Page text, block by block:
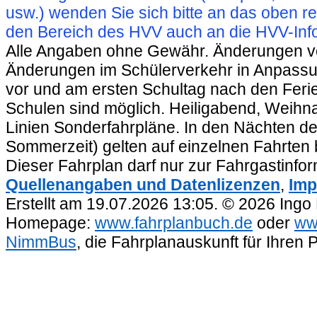
usw.) wenden Sie sich bitte an das oben
den Bereich des HVV auch an die HVV-
Alle Angaben ohne Gewähr. Änderungen
Änderungen im Schülerverkehr in
vor und am ersten Schultag nach den
Schulen sind möglich. Heiligabend,
Linien Sonderfahrpläne. In den Nächten
Sommerzeit) gelten auf einzelnen
Dieser Fahrplan darf nur zur
Quellenangaben und Datenlizenzen,
Erstellt am 19.07.2026 13:05. © 2026
Homepage: www.fahrplanbuch.de oder
NimmBus, die Fahrplanauskunft für Ihren